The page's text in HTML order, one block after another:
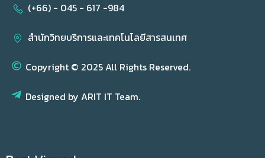
(+66) - 045 - 617 -984
สำนักวิทยบริการและเทคโนโลยีสารสนเทศ
Copyright © 2025 All Rights Reserved.
Designed by ARIT IT Team.